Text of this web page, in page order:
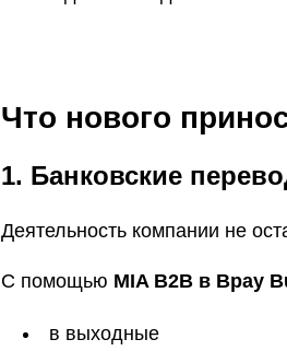
Что нового
1. Банковские
Деятельность компании не
С помощью MIA B2B в Bpay
в выходные